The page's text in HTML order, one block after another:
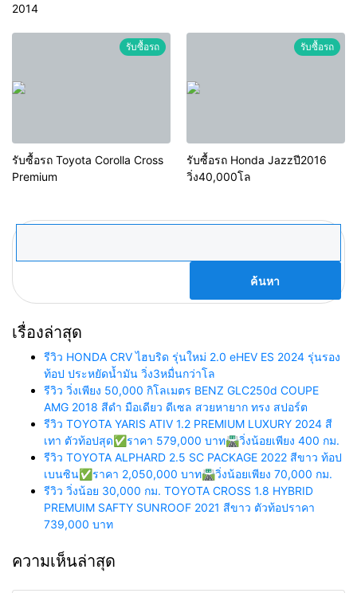
2014
รับซื้อรถ
รับซื้อรถ Toyota Corolla Cross
Premium
รับซื้อรถ
รับซื้อรถ Honda Jazzปี2016
วิ่ง40,000โล
ค้นหา
เรื่องล่าสุด
รีวิว HONDA CRV ไฮบริด รุ่นใหม่ 2.0 eHEV ES 2024 รุ่นรอง
ท้อป ประหยัดน้ำมัน วิ่ง3หมื่นกว่าโล
รีวิว วิ่งเพียง 50,000 กิโลเมตร BENZ GLC250d COUPE
AMG 2018 สีดำ มือเดียว ดีเซล สวยหายาก ทรง สปอร์ต
รีวิว TOYOTA YARIS ATIV 1.2 PREMIUM LUXURY 2024 สี
เทา ตัวท้อปสุด✅ราคา 579,000 บาท🛣️วิ่งน้อยเพียง 400 กม.
รีวิว TOYOTA ALPHARD 2.5 SC PACKAGE 2022 สีขาว ท้อป
เบนซิน✅ราคา 2,050,000 บาท🛣️วิ่งน้อยเพียง 70,000 กม.
รีวิว วิ่งน้อย 30,000 กม. TOYOTA CROSS 1.8 HYBRID
PREMUIM SAFTY SUNROOF 2021 สีขาว ตัวท้อปราคา
739,000 บาท
ความเห็นล่าสุด